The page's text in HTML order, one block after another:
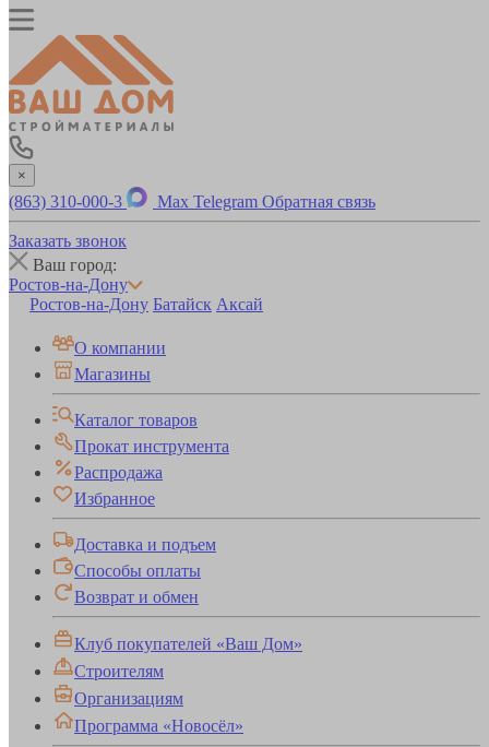
×
(863) 310-000-3 Max Telegram Обратная связь
Заказать звонок
Ваш город:
Ростов-на-Дону
Ростов-на-Дону Батайск Аксай
О компании
Магазины
Каталог товаров
Прокат инструмента
Распродажа
Избранное
Доставка и подъем
Способы оплаты
Возврат и обмен
Клуб покупателей «Ваш Дом»
Строителям
Организациям
Программа «Новосёл»